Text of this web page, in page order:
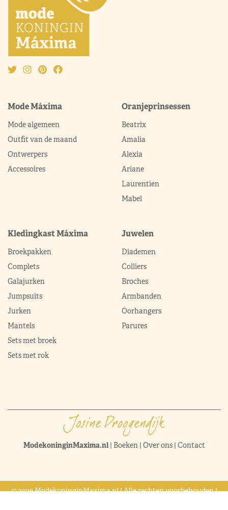
Mode Máxima
Mode algemeen
Outfit van de maand
Ontwerpers
Accessoires
Oranjeprinsessen
Beatrix
Amalia
Alexia
Ariane
Laurentien
Mabel
Kledingkast Máxima
Broekpakken
Complets
Galajurken
Jumpsuits
Jurken
Mantels
Sets met broek
Sets met rok
Juwelen
Diademen
Colliers
Broches
Armbanden
Oorhangers
Parures
ModekoninginMaxima.nl| Boeken| Over ons| Contact
© 2026 ModekoninginMaxima.nl | Alle rechten voorbehouden |